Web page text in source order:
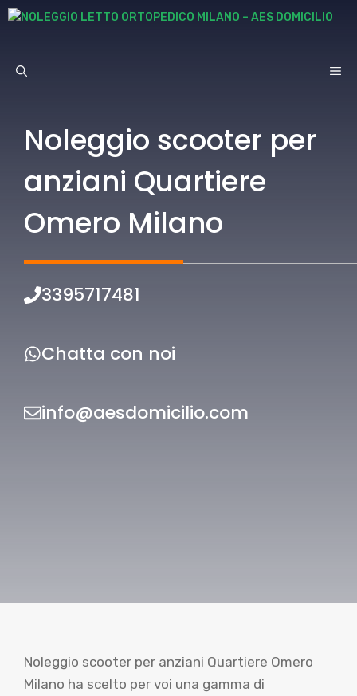
Vai
Noleggio scooter per
anziani Quartiere
Omero Milano
3395717481
Chatta con noi
info@aesdomicilio.com
Noleggio scooter per anziani Quartiere Omero
Milano ha scelto per voi una gamma di